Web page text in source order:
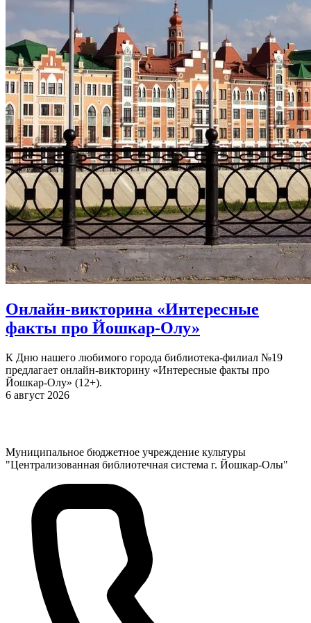
Онлайн-викторина «Интересные
факты про Йошкар-Олу»
К Дню нашего любимого города библиотека-филиал №19
предлагает онлайн-викторину «Интересные факты про
Йошкар-Олу» (12+).
6 август 2026
Муниципальное бюджетное учреждение культуры
"Централизованная библиотечная система г. Йошкар-Олы"